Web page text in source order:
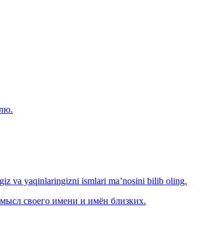
va yaqinlaringizni ismlari ma’nosini bilib oling.
своего имени и имён близких.